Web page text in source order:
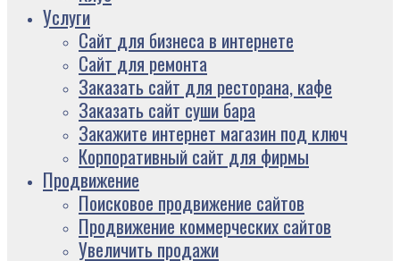
Услуги
Сайт для бизнеса в интернете
Сайт для ремонта
Заказать сайт для ресторана, кафе
Заказать сайт суши бара
Закажите интернет магазин под ключ
Корпоративный сайт для фирмы
Продвижение
Поисковое продвижение сайтов
Продвижение коммерческих сайтов
Увеличить продажи